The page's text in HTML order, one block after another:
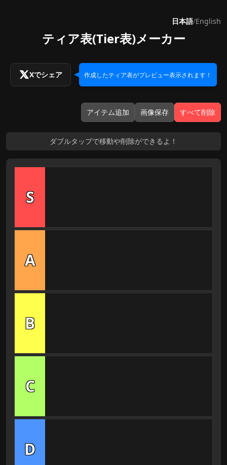
日本語/English
ティア表(Tier表)メーカー
Xでシェア 作成したティア表がプレビュー表示されます！
アイテム追加 画像保存 すべて削除
ダブルタップで移動や削除ができるよ！
S
A
B
C
D